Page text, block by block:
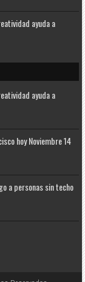
ayuda a
ayuda a
hoy Noviembre 14
a personas sin techo